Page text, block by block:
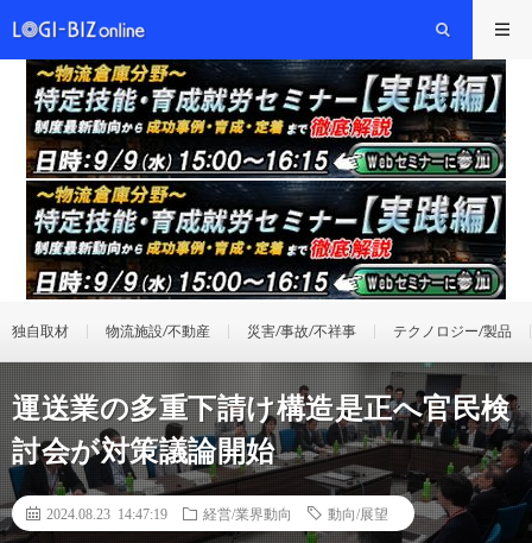
独自取材 物流施設/不動産 災害/事故/不祥事 テクノロジー/製品
運送業の多重下請け構造是正へ官民検
討会が対策議論開始
2024.08.23 14:47:19 経営/業界動向 動向/展望